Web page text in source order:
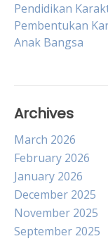
Pendidikan
Pembentukan
Anak Bangsa
Archives
March 2026
February 2026
January 2026
December 2025
November 2025
September 2025